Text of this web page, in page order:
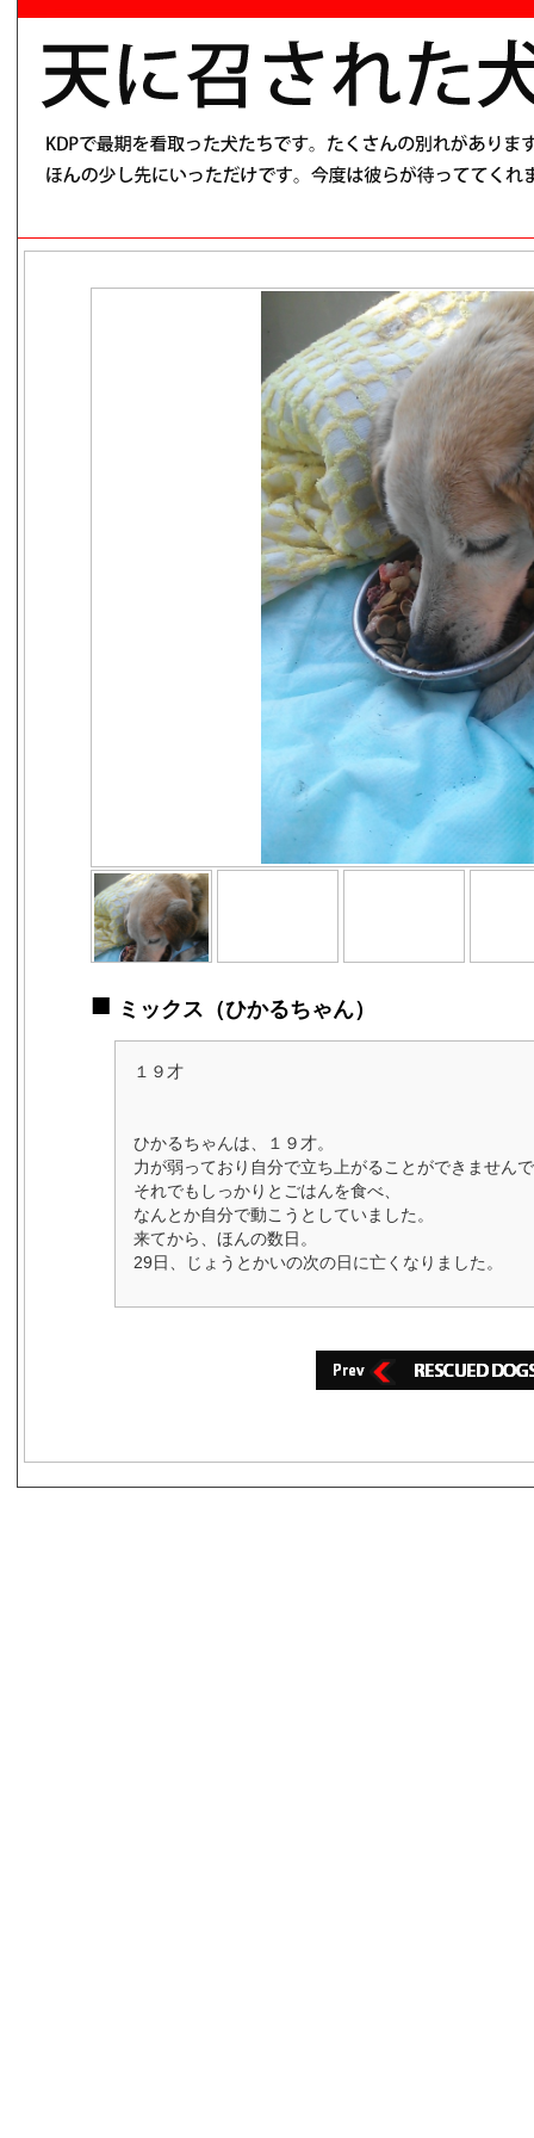
■ ミックス（ひかるちゃん）
１９才
ひかるちゃんは、１９才。
力が弱っており自分で立ち上がることができません
それでもしっかりとごはんを食べ、
なんとか自分で動こうとしていました。
来てから、ほんの数日。
29日、じょうとかいの次の日に亡くなりました。
s3